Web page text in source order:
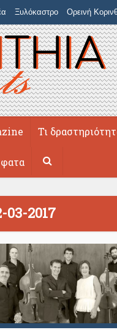
Ξυλόκαστρο Ορεινή
Τι
03-2017